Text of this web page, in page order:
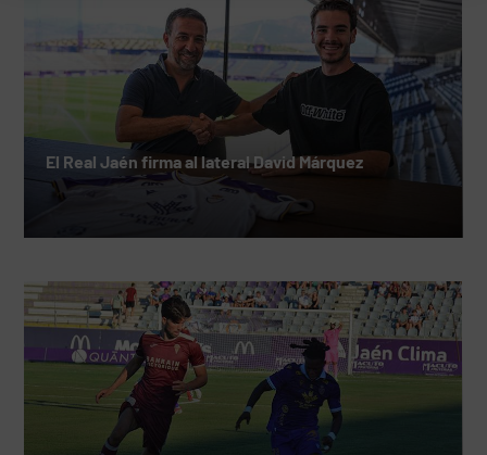
El Real Jaén firma al lateral David Márquez